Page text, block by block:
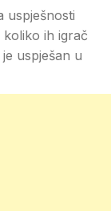
uspješnosti
koliko ih igrač
uspješan u